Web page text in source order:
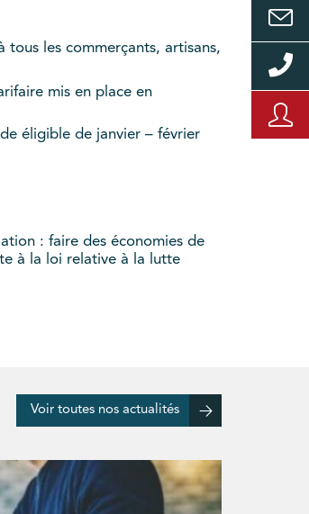
tous les commerçants, artisans,
mis en place en
éligible de janvier – février
: faire des économies de
à la loi relative à la lutte
Voir toutes nos actualités